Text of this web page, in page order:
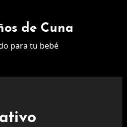
de Cuna
para tu bebé